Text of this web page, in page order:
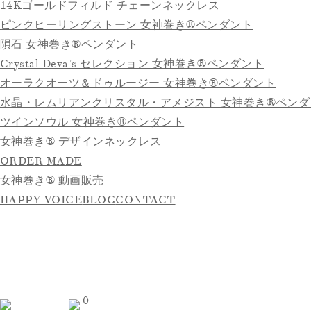
14Kゴールドフィルド チェーンネックレス
ピンクヒーリングストーン 女神巻き®ペンダント
隕石 女神巻き®ペンダント
Crystal Deva’s セレクション 女神巻き®ペンダント
オーラクオーツ＆ドゥルージー 女神巻き®ペンダント
水晶・レムリアンクリスタル・アメジスト 女神巻き®ペンダ
ツインソウル 女神巻き®ペンダント
女神巻き® デザインネックレス
ORDER MADE
女神巻き® 動画販売
HAPPY VOICEBLOGCONTACT
0